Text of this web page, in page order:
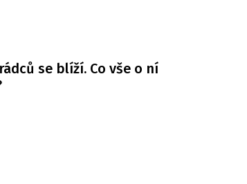
se blíží. Co vše o ní